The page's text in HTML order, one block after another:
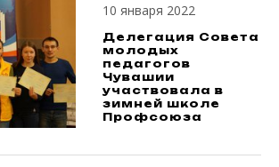
10 января 2022
Делегация Совета
молодых
педагогов
Чувашии
участвовала в
зимней школе
Профсоюза